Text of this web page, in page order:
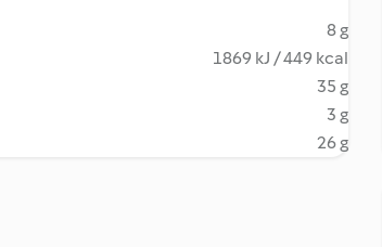
8 g
1869 kJ / 449 kcal
35 g
3 g
26 g